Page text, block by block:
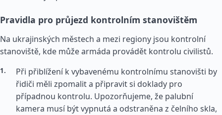
Pravidla pro průjezd kontrolním stanovištěm
Na ukrajinských městech a mezi regiony jsou kontrolní
stanoviště, kde může armáda provádět kontrolu civilistů.
Při přiblížení k vybavenému kontrolnímu stanovišti by
řidiči měli zpomalit a připravit si doklady pro
případnou kontrolu. Upozorňujeme, že palubní
kamera musí být vypnutá a odstraněna z čelního skla,